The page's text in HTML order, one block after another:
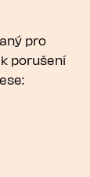
pro
porušení